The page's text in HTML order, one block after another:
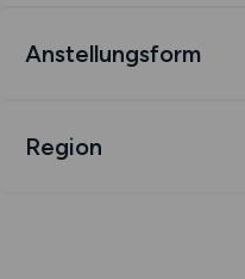
Anstellungsform
Region